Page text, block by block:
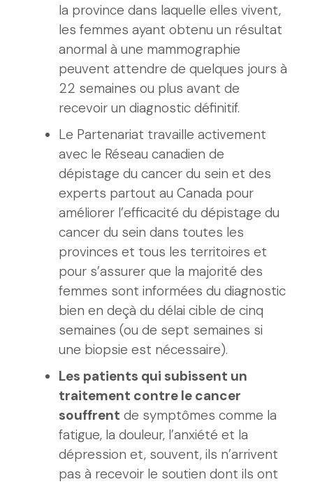
la province dans laquelle elles vivent,
les femmes ayant obtenu un résultat
anormal à une mammographie
peuvent attendre de quelques jours à
22 semaines ou plus avant de
recevoir un diagnostic définitif.
Le Partenariat travaille activement
avec le Réseau canadien de
dépistage du cancer du sein et des
experts partout au Canada pour
améliorer l’efficacité du dépistage du
cancer du sein dans toutes les
provinces et tous les territoires et
pour s’assurer que la majorité des
femmes sont informées du diagnostic
bien en deçà du délai cible de cinq
semaines (ou de sept semaines si
une biopsie est nécessaire).
Les patients qui subissent un
traitement contre le cancer
souffrent de symptômes comme la
fatigue, la douleur, l’anxiété et la
dépression et, souvent, ils n’arrivent
pas à recevoir le soutien dont ils ont